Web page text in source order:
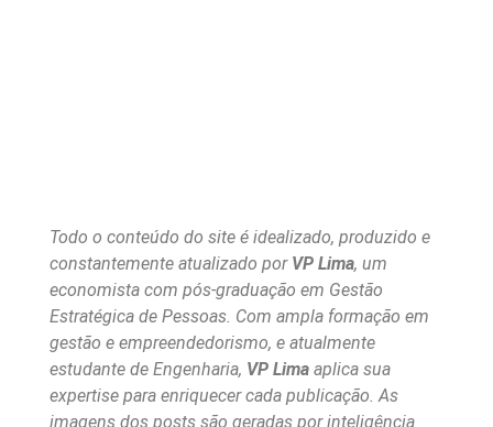
Todo o conteúdo do site é idealizado, produzido e
constantemente atualizado por VP Lima, um
economista com pós-graduação em Gestão
Estratégica de Pessoas. Com ampla formação em
gestão e empreendedorismo, e atualmente
estudante de Engenharia, VP Lima aplica sua
expertise para enriquecer cada publicação. As
imagens dos posts são geradas por inteligência